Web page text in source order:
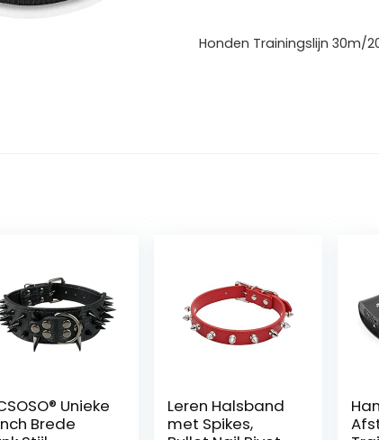
Honden Trainingslijn 30m/
Unieke
Brede
Leren Halsband
met Spikes,